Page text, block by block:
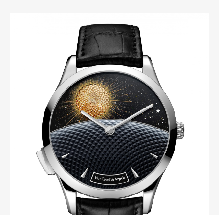
Art&DesignWatchFashion
Gourmet
Product Culture Lifestyle